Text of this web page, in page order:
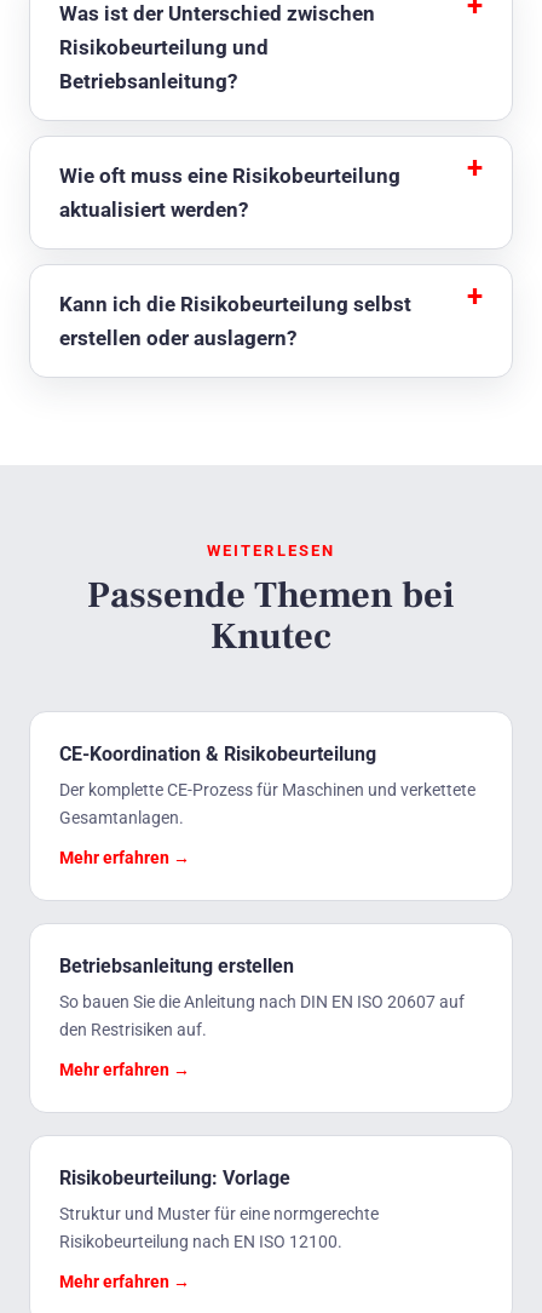
Was ist der Unterschied zwischen
Risikobeurteilung und
Betriebsanleitung?
Wie oft muss eine Risikobeurteilung
aktualisiert werden?
Kann ich die Risikobeurteilung selbst
erstellen oder auslagern?
WEITERLESEN
Passende Themen bei
Knutec
CE-Koordination & Risikobeurteilung
Der komplette CE-Prozess für Maschinen und verkettete
Gesamtanlagen.
Mehr erfahren →
Betriebsanleitung erstellen
So bauen Sie die Anleitung nach DIN EN ISO 20607 auf
den Restrisiken auf.
Mehr erfahren →
Risikobeurteilung: Vorlage
Struktur und Muster für eine normgerechte
Risikobeurteilung nach EN ISO 12100.
Mehr erfahren →